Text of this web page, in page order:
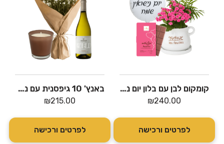
קומקום לבן עם בלון יום נישואין ושוקולד גולן חלב "מזל טוב"
₪240.00
לפרטים ורכישה
באנץ' 10 גיפסנית עם נר ויין בלנד לבן
₪215.00
לפרטים ורכישה